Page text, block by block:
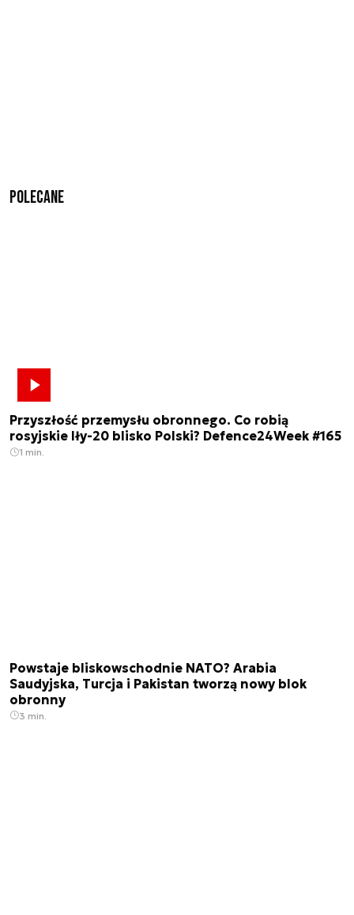
Polecane
Przyszłość przemysłu obronnego. Co robią
rosyjskie Iły-20 blisko Polski? Defence24Week #165
1 min.
Powstaje bliskowschodnie NATO? Arabia
Saudyjska, Turcja i Pakistan tworzą nowy blok
obronny
3 min.